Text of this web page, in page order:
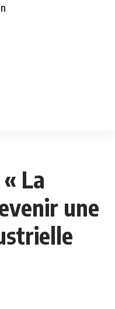
La
une